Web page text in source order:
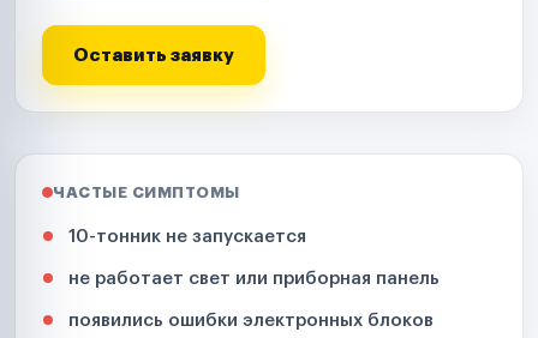
Оставить заявку
ЧАСТЫЕ СИМПТОМЫ
10-тонник не запускается
не работает свет или приборная панель
появились ошибки электронных блоков